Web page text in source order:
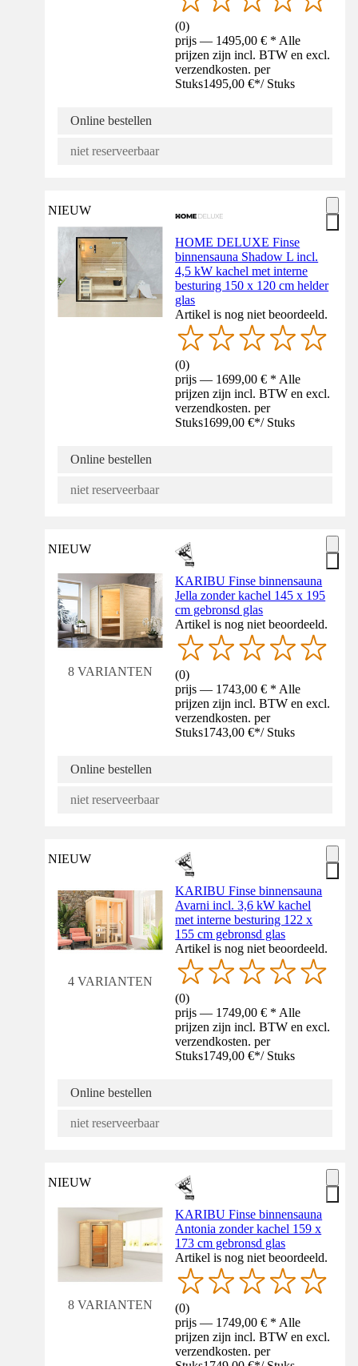
(0)
prijs — 1495,00 € * Alle
prijzen zijn incl. BTW en excl.
verzendkosten. per
Stuks1495,00 €*/ Stuks
Online bestellen
niet reserveerbaar
NIEUW
HOME DELUXE Finse
binnensauna Shadow L incl.
4,5 kW kachel met interne
besturing 150 x 120 cm helder
glas
Artikel is nog niet beoordeeld.
(0)
prijs — 1699,00 € * Alle
prijzen zijn incl. BTW en excl.
verzendkosten. per
Stuks1699,00 €*/ Stuks
Online bestellen
niet reserveerbaar
NIEUW
8 VARIANTEN
KARIBU Finse binnensauna
Jella zonder kachel 145 x 195
cm gebronsd glas
Artikel is nog niet beoordeeld.
(0)
prijs — 1743,00 € * Alle
prijzen zijn incl. BTW en excl.
verzendkosten. per
Stuks1743,00 €*/ Stuks
Online bestellen
niet reserveerbaar
NIEUW
4 VARIANTEN
KARIBU Finse binnensauna
Avarni incl. 3,6 kW kachel
met interne besturing 122 x
155 cm gebronsd glas
Artikel is nog niet beoordeeld.
(0)
prijs — 1749,00 € * Alle
prijzen zijn incl. BTW en excl.
verzendkosten. per
Stuks1749,00 €*/ Stuks
Online bestellen
niet reserveerbaar
NIEUW
8 VARIANTEN
KARIBU Finse binnensauna
Antonia zonder kachel 159 x
173 cm gebronsd glas
Artikel is nog niet beoordeeld.
(0)
prijs — 1749,00 € * Alle
prijzen zijn incl. BTW en excl.
verzendkosten. per